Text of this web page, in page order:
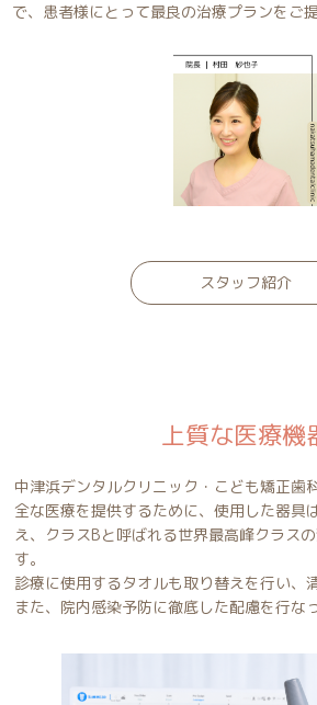
で、患者様にとって最良の治療プランをご
スタッフ紹介
上質な医療機
中津浜デンタルクリニック・こども矯正歯科
全な医療を提供するために、使用した器具
え、クラスBと呼ばれる世界最高峰クラス
す。
診療に使用するタオルも取り替えを行い、
また、院内感染予防に徹底した配慮を行な